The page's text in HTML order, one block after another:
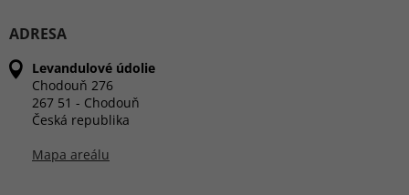
ADRESA
Levandulové údolie
Chodouň 276
267 51 - Chodouň
Česká republika
Mapa areálu